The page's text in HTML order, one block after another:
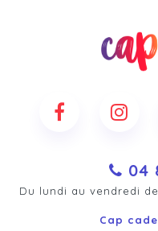
04
Du lundi au vendredi
Cap